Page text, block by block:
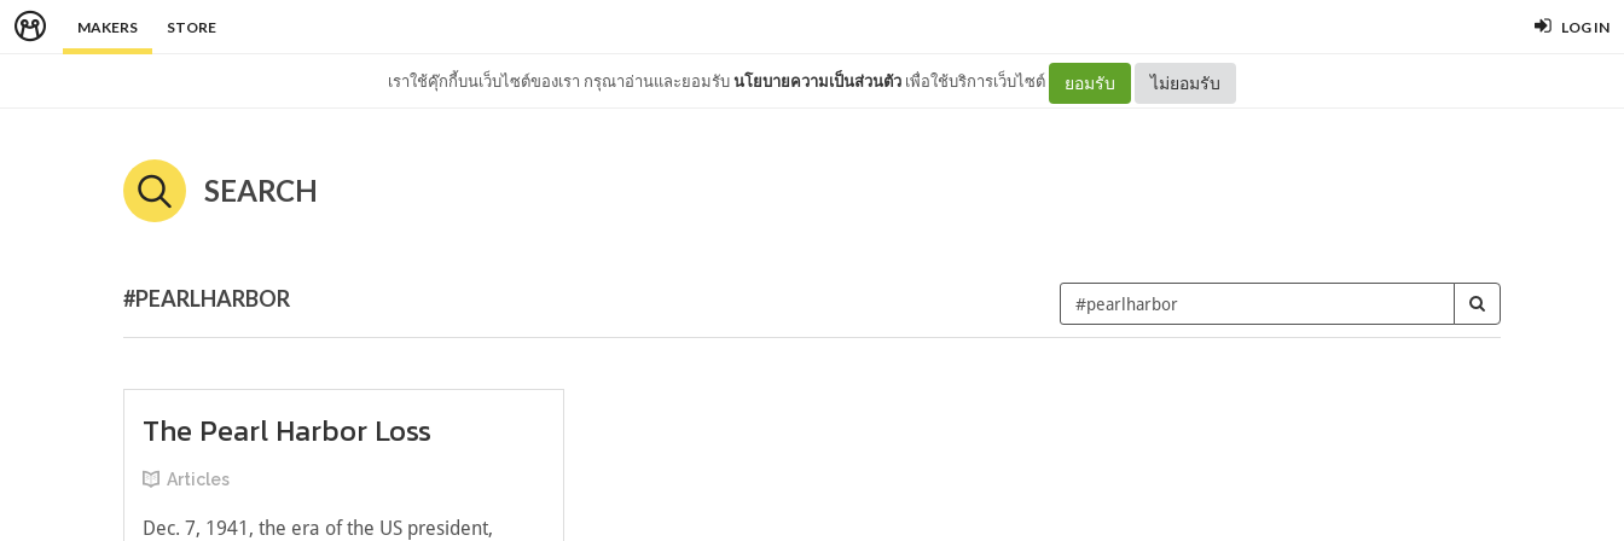
MAKERS STORE LOG IN
เราใช้คุ๊กกี้บนเว็บไซต์ของเรา กรุณาอ่านและยอมรับนโยบายความเป็นส่วนตัว เพื่อใช้บริการเว็บไซต์ ยอมรับ ไม่ยอมรับ
SEARCH
#PEARLHARBOR
The Pearl Harbor Loss
Articles
Dec. 7, 1941, the era of the US president,